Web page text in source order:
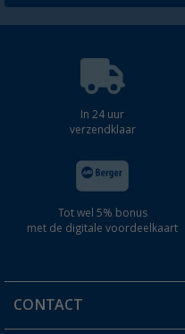
In 24 uur
verzendklaar
Tot wel 5% bonus
met de digitale voordeelkaart
CONTACT